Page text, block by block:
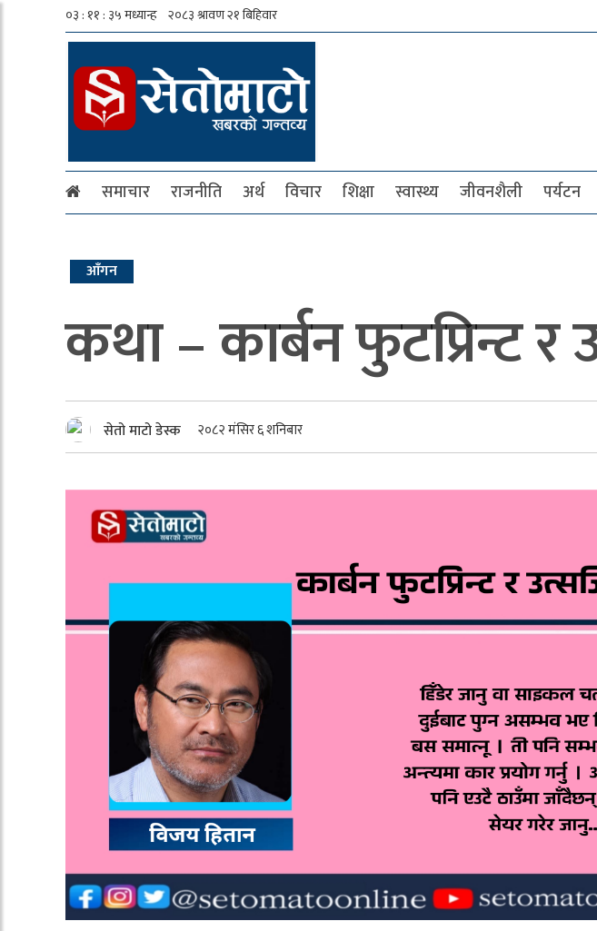
समाचार राजनीति अर्थ विचार शिक्षा स्वास्थ्य जीवनशैली पर्यटन
आँगन
कथा – कार्बन फुटप्रिन्ट र
सेतो माटो डेस्क २०८२ मंसिर ६ शनिबार